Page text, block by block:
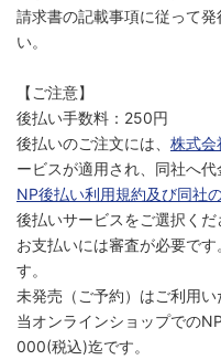
請求書の記載事項に従って
い。
【ご注意】
後払い手数料：250円
後払いのご注文には、 株式会
ービスが適用され、同社へ代
NP後払い利用規約及び同社
後払いサービスをご選択くだ
お支払いには審査が必要で
す。
未発売（ご予約）はご利用い
当オンラインショップでの
000(税込)迄です。